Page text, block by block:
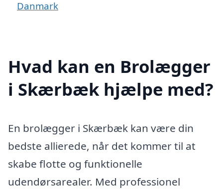
Danmark
Hvad kan en Brolægger
i Skærbæk hjælpe med?
En brolægger i Skærbæk kan være din
bedste allierede, når det kommer til at
skabe flotte og funktionelle
udendørsarealer. Med professionel